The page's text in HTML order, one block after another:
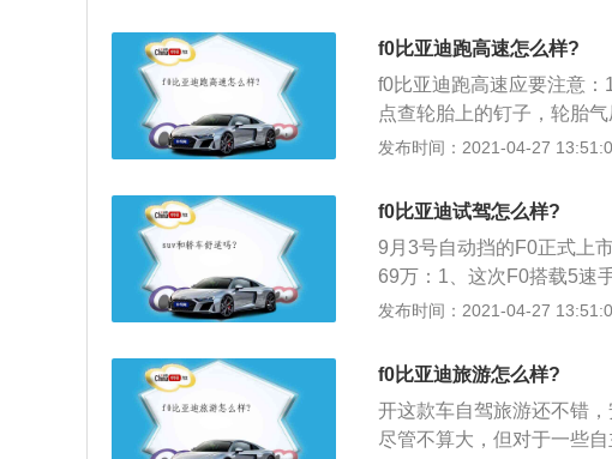
搞定，所以车是真的便宜
不现实；3、在这个价位上
已经做的很好了。有着可
天冷气够足的空调，满足
f0比亚迪跑高速怎么样?
f0比亚迪跑高速应要注意
点查轮胎上的钉子，轮胎
新手跑高速，在高速公路
第二脚在进入匝道时，速
灯常亮（不要打双跳），
要理会后面车的喇叭及闪灯
发布时间：2021-04-27
f0比亚迪试驾怎么样?
9月3号自动挡的F0正式上
69万：1、这次F0搭载5速
ess无钥匙进入系统，全系
模式，驾驶更加便利，而
包，如果现在买F0的话，
发布时间：2021-04-27
f0比亚迪旅游怎么样?
开这款车自驾旅游还不错
尽管不算大，但对于一些